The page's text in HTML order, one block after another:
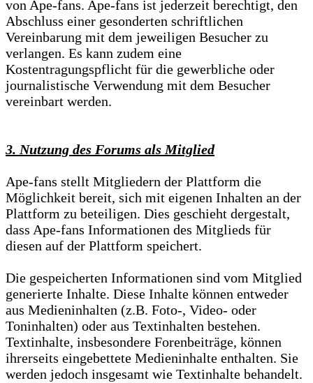
von Ape-fans. Ape-fans ist jederzeit berechtigt, den
Abschluss einer gesonderten schriftlichen
Vereinbarung mit dem jeweiligen Besucher zu
verlangen. Es kann zudem eine
Kostentragungspflicht für die gewerbliche oder
journalistische Verwendung mit dem Besucher
vereinbart werden.
3. Nutzung des Forums als Mitglied
Ape-fans stellt Mitgliedern der Plattform die
Möglichkeit bereit, sich mit eigenen Inhalten an der
Plattform zu beteiligen. Dies geschieht dergestalt,
dass Ape-fans Informationen des Mitglieds für
diesen auf der Plattform speichert.
Die gespeicherten Informationen sind vom Mitglied
generierte Inhalte. Diese Inhalte können entweder
aus Medieninhalten (z.B. Foto-, Video- oder
Toninhalten) oder aus Textinhalten bestehen.
Textinhalte, insbesondere Forenbeiträge, können
ihrerseits eingebettete Medieninhalte enthalten. Sie
werden jedoch insgesamt wie Textinhalte behandelt.